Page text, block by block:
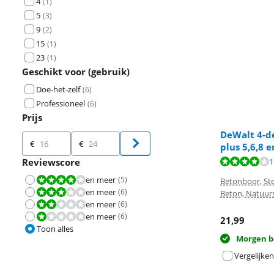
5 (3)
9 (2)
15 (1)
23 (1)
Geschikt voor (gebruik)
Doe-het-zelf (6)
Professioneel (6)
Prijs
Prijs
€ €
Reviewscore
Beoordeling is 8,0 van de 10.
en meer (5)
Beoordeling is 6,0 van de 10.
en meer (6)
Beoordeling is 4,0 van de 10.
en meer (6)
Beoordeling is 2,0 van de 10.
en meer (6)
Toon alles
DeWalt 4-
plus 5,6,8
Beoordeling is
Betonboor,
Beton,
21,99
Morgen
Vergelijken
Beoordeling is